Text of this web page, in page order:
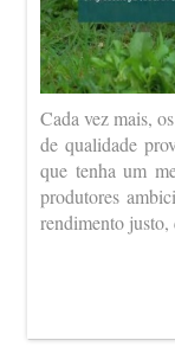
Cada vez mais,
de qualidade
que tenha um
produtores
rendimento justo,